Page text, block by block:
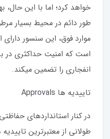
خواهد کرد؛ اما با این
طور دائم در محیط بسیار
است که امنیت حداکثری در
انفجاری را تضمین میکند.
تاییدیه ها Approvals
در کنار استانداردهای